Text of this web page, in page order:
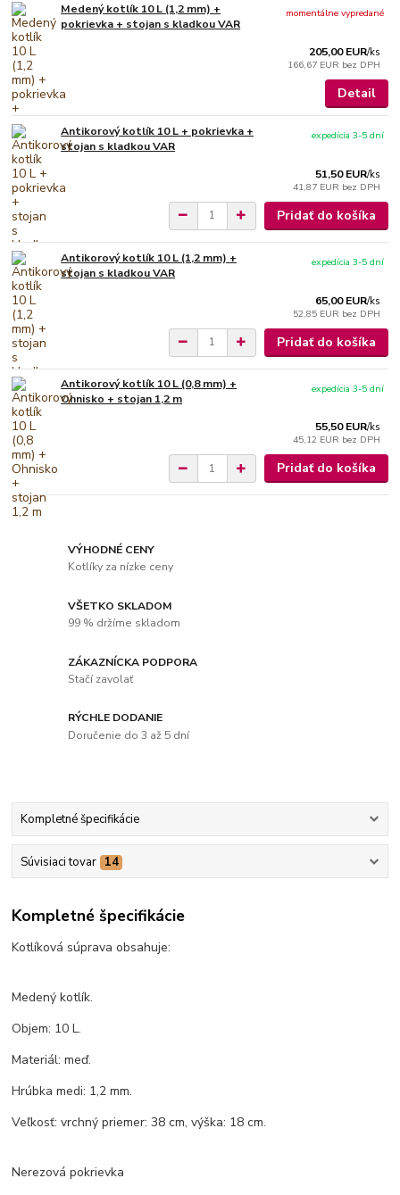
Medený kotlík 10 L (1,2 mm) +
pokrievka + stojan s kladkou VAR
205,00 EUR/ks
166,67 EUR bez DPH
momentálne vypredané
Detail
Antikorový kotlík 10 L + pokrievka +
stojan s kladkou VAR
51,50 EUR/ks
41,87 EUR bez DPH
expedícia 3-5 dní
Pridať do košíka
Antikorový kotlík 10 L (1,2 mm) +
stojan s kladkou VAR
65,00 EUR/ks
52,85 EUR bez DPH
expedícia 3-5 dní
Pridať do košíka
Antikorový kotlík 10 L (0,8 mm) +
Ohnisko + stojan 1,2 m
55,50 EUR/ks
45,12 EUR bez DPH
expedícia 3-5 dní
Pridať do košíka
VÝHODNÉ CENY
Kotlíky za nízke ceny
VŠETKO SKLADOM
99 % držíme skladom
ZÁKAZNÍCKA PODPORA
Stačí zavolať
RÝCHLE DODANIE
Doručenie do 3 až 5 dní
Kompletné špecifikácie
Súvisiaci tovar 14
Kompletné špecifikácie
Kotlíková súprava obsahuje:
Medený kotlík.
Objem: 10 L.
Materiál: meď.
Hrúbka medi: 1,2 mm.
Veľkosť: vrchný priemer: 38 cm, výška: 18 cm.
Nerezová pokrievka